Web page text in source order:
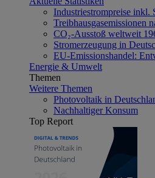
Industriestrompreise inkl.
Treibhausgasemissionen
CO₂-Ausstoß weltweit
Stromerzeugung in
EU-Emissionshandel:
Energie & Umwelt
Themen
Weitere Themen
Photovoltaik in
Nachhaltiger Konsum
Top Report